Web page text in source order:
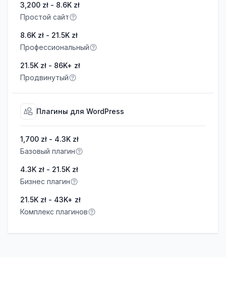
3,200 zł - 8.6K zł
Простой сайт
8.6K zł - 21.5K zł
Профессиональный
21.5K zł - 86K+ zł
Продвинутый
Плагины для WordPress
1,700 zł - 4.3K zł
Базовый плагин
4.3K zł - 21.5K zł
Бизнес плагин
21.5K zł - 43K+ zł
Комплекс плагинов